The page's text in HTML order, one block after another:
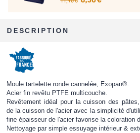
DESCRIPTION
Moule tartelette ronde cannelée, Exopan®.
Acier fin revêtu PTFE multicouche.
Revêtement idéal pour la cuisson des
de la cuisson de l'acier avec la simplicité
fine épaisseur de l'acier favorise la coloration
Nettoyage par simple essuyage intérieur &